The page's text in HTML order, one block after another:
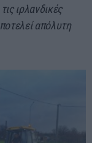
ιρλανδικές
απόλυτη